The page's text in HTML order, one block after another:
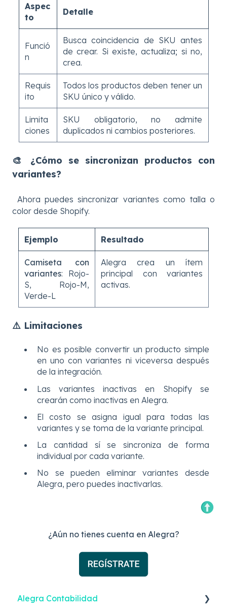
Aspec
to
Detalle
Funció
n
Busca coincidencia de SKU antes
de crear. Si existe, actualiza; si no,
crea.
Requis
ito
Todos los productos deben tener un
SKU único y válido.
Limita
ciones
SKU obligatorio, no admite
duplicados ni cambios posteriores.
🎨 ¿Cómo se sincronizan productos con
variantes?
Ahora puedes sincronizar variantes como talla o
color desde Shopify.
Ejemplo Resultado
Camiseta con
variantes: Rojo-
S, Rojo-M,
Verde-L
Alegra crea un ítem
principal con variantes
activas.
⚠️ Limitaciones
No es posible convertir un producto simple
en uno con variantes ni viceversa después
de la integración.
Las variantes inactivas en Shopify se
crearán como inactivas en Alegra.
El costo se asigna igual para todas las
variantes y se toma de la variante principal.
La cantidad sí se sincroniza de forma
individual por cada variante.
No se pueden eliminar variantes desde
Alegra, pero puedes inactivarlas.
¿Aún no tienes cuenta en Alegra?
Alegra Contabilidad